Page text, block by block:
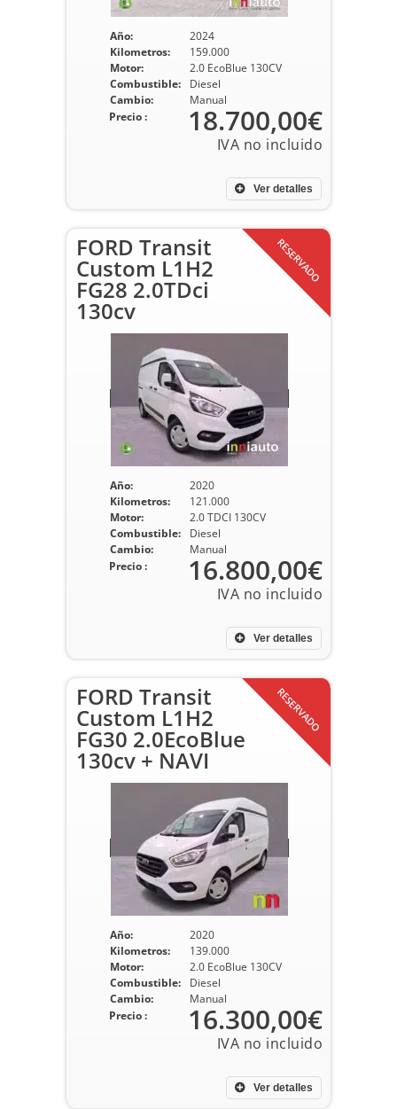
Año:
2024
Kilometros:
159.000
Motor:
2.0 EcoBlue 130CV
Combustible:
Diesel
Cambio:
Manual
Ver detalles
Precio : 18.700,00€
RESERVADO
FORD Transit
Custom L1H2
FG28 2.0TDci
130cv
Año:
2020
Kilometros:
121.000
Motor:
2.0 TDCI 130CV
Combustible:
Diesel
Cambio:
Manual
Ver detalles
Precio : 16.800,00€
RESERVADO
FORD Transit
Custom L1H2
FG30 2.0EcoBlue
130cv + NAVI
Año:
2020
Kilometros:
139.000
Motor:
2.0 EcoBlue 130CV
Combustible:
Diesel
Cambio:
Manual
Ver detalles
Precio : 16.300,00€